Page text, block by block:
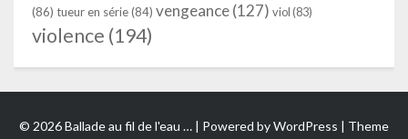
(86) tueur en série(84) vengeance(127) viol (83)
violence (194)
© 2026 Ballade au fil de l'eau … | Powered byWordPress | Theme